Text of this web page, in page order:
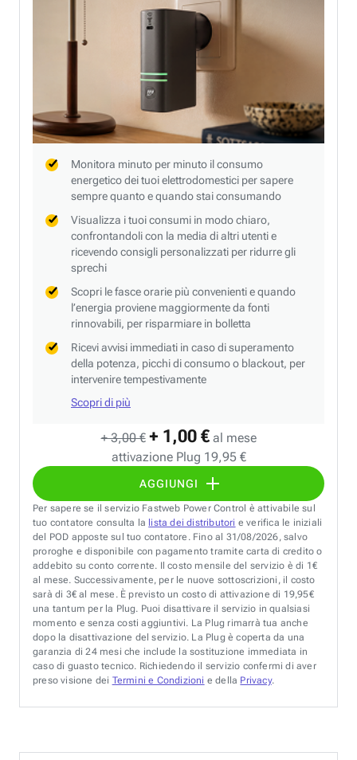
+ 3,00 € + 1,00 € al mese
attivazione Plug 19,95 €
AGGIUNGI
Monitora minuto per minuto il consumo
energetico dei tuoi elettrodomestici per sapere
sempre quanto e quando stai consumando
Visualizza i tuoi consumi in modo chiaro,
confrontandoli con la media di altri utenti e
ricevendo consigli personalizzati per ridurre gli
sprechi
Scopri le fasce orarie più convenienti e quando
l’energia proviene maggiormente da fonti
rinnovabili, per risparmiare in bolletta
Ricevi avvisi immediati in caso di superamento
della potenza, picchi di consumo o blackout, per
intervenire tempestivamente
Scopri di più
Per sapere se il servizio Fastweb Power Control è attivabile sul
tuo contatore consulta la lista dei distributori e verifica le iniziali
del POD apposte sul tuo contatore. Fino al 31/08/2026, salvo
proroghe e disponibile con pagamento tramite carta di credito o
addebito su conto corrente. Il costo mensile del servizio è di 1€
al mese. Successivamente, per le nuove sottoscrizioni, il costo
sarà di 3€ al mese. È previsto un costo di attivazione di 19,95€
una tantum per la Plug. Puoi disattivare il servizio in qualsiasi
momento e senza costi aggiuntivi. La Plug rimarrà tua anche
dopo la disattivazione del servizio. La Plug è coperta da una
garanzia di 24 mesi che include la sostituzione immediata in
caso di guasto tecnico. Richiedendo il servizio confermi di aver
preso visione dei Termini e Condizioni e della Privacy.